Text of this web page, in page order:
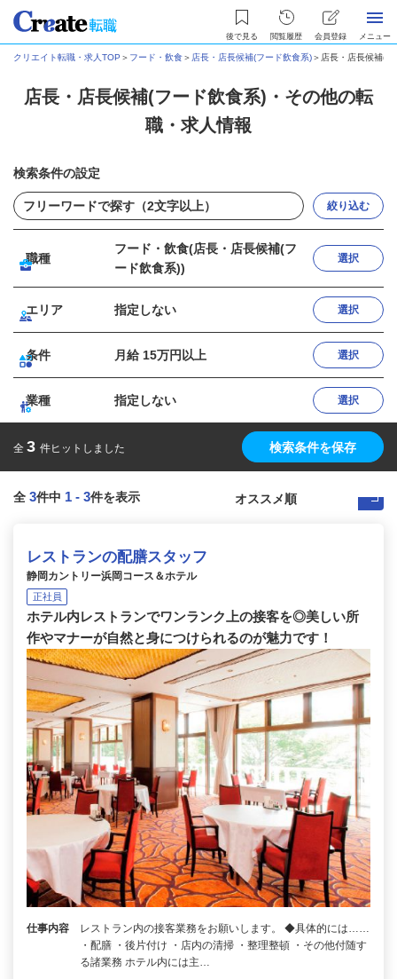
後で見る 閲覧履歴 会員登録 メニュー
クリエイト転職・求人TOP ＞ フード・飲食＞ 店長・店長候補(フード飲食系)＞ 店長・店長候補(
店長・店長候補(フード飲食系)・その他の転
職・求人情報
検索条件の設定
絞り込む
職種
フード・飲食(店長・店長候補(フ
ード飲食系))
選択
エリア 指定しない 選択
条件 月給 15万円以上 選択
業種 指定しない 選択
全 3 件ヒットしました 検索条件を保存
全 3件中 1 - 3件を表示
レストランの配膳スタッフ
静岡カントリー浜岡コース＆ホテル
正社員
ホテル内レストランでワンランク上の接客を◎美しい所
作やマナーが自然と身につけられるのが魅力です！
仕事内容
レストラン内の接客業務をお願いします。 ◆具体的には……
・配膳 ・後片付け ・店内の清掃 ・整理整頓 ・その他付随す
る諸業務 ホテル内には主…